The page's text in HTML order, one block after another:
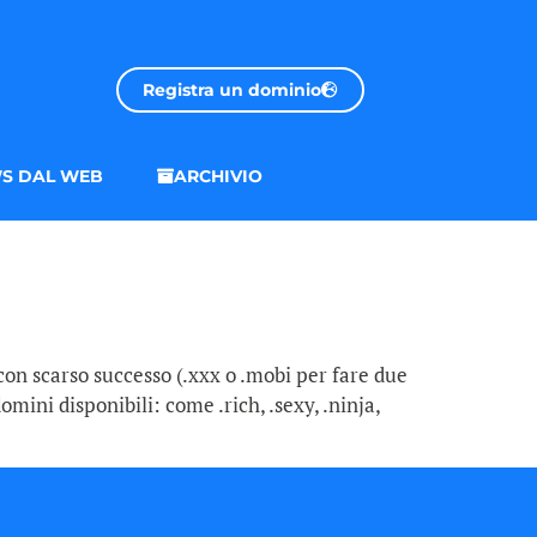
Registra un dominio
DAL WEB ARCHIVIO
scarso successo (.xxx o .mobi per fare due
disponibili: come .rich, .sexy, .ninja,